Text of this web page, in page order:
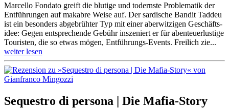
Marcello Fondato greift die blutige und todernste Problematik der
Ent­führun­gen auf makabre Weise auf. Der sardische Bandit Taddeu
ist ein besonders abgebrühter Typ mit einer aberwit­zigen Geschäfts­
idee: Gegen entspre­chende Gebühr inszeniert er für abenteuer­lustige
Touristen, die so etwas mögen, Ent­füh­rungs-Events. Freilich zie...
weiter lesen
Sequestro di persona | Die Mafia-Story